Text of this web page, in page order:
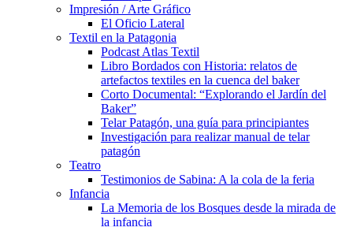
Impresión / Arte Gráfico
El Oficio Lateral
Textil en la Patagonia
Podcast Atlas Textil
Libro Bordados con Historia: relatos de
artefactos textiles en la cuenca del baker
Corto Documental: “Explorando el Jardín del
Baker”
Telar Patagón, una guía para principiantes
Investigación para realizar manual de telar
patagón
Teatro
Testimonios de Sabina: A la cola de la feria
Infancia
La Memoria de los Bosques desde la mirada de
la infancia